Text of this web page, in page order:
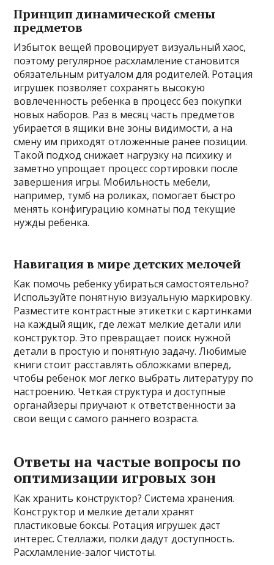
Принцип динамической смены
предметов
Избыток вещей провоцирует визуальный хаос,
поэтому регулярное расхламление становится
обязательным ритуалом для родителей. Ротация
игрушек позволяет сохранять высокую
вовлеченность ребенка в процесс без покупки
новых наборов. Раз в месяц часть предметов
убирается в ящики вне зоны видимости, а на
смену им приходят отложенные ранее позиции.
Такой подход снижает нагрузку на психику и
заметно упрощает процесс сортировки после
завершения игры. Мобильность мебели,
например, тумб на роликах, помогает быстро
менять конфигурацию комнаты под текущие
нужды ребенка.
Навигация в мире детских мелочей
Как помочь ребенку убираться самостоятельно?
Используйте понятную визуальную маркировку.
Разместите контрастные этикетки с картинками
на каждый ящик, где лежат мелкие детали или
конструктор. Это превращает поиск нужной
детали в простую и понятную задачу. Любимые
книги стоит расставлять обложками вперед,
чтобы ребенок мог легко выбрать литературу по
настроению. Четкая структура и доступные
органайзеры приучают к ответственности за
свои вещи с самого раннего возраста.
Ответы на частые вопросы по
оптимизации игровых зон
Как хранить конструктор? Система хранения.
Конструктор и мелкие детали хранят
пластиковые боксы. Ротация игрушек даст
интерес. Стеллажи, полки дадут доступность.
Расхламление-залог чистоты.